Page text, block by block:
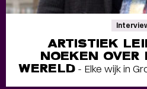
ARTISTIEK
NOEKEN OVER
WERELD- Elke wijk in